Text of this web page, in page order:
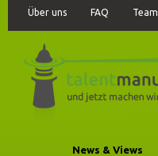
Über uns FAQ Team
News & Views